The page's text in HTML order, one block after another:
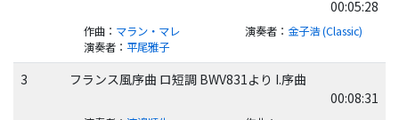
00:05:28
作曲： マラン・マレ 演奏者： 金子浩 (Classic)
演奏者： 平尾雅子
3
フランス風序曲 ロ短調 BWV831より I.序曲
00:08:31